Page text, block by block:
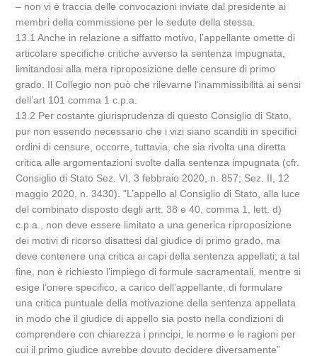
– non vi è traccia delle convocazioni inviate dal presidente ai
membri della commissione per le sedute della stessa.
13.1 Anche in relazione a siffatto motivo, l’appellante omette di
articolare specifiche critiche avverso la sentenza impugnata,
limitandosi alla mera riproposizione delle censure di primo
grado. Il Collegio non può che rilevarne l’inammissibilità ai sensi
dell’art 101 comma 1 c.p.a.
13.2 Per costante giurisprudenza di questo Consiglio di Stato,
pur non essendo necessario che i vizi siano scanditi in specifici
ordini di censure, occorre, tuttavia, che sia rivolta una diretta
critica alle argomentazioni svolte dalla sentenza impugnata (cfr.
Consiglio di Stato Sez. VI, 3 febbraio 2020, n. 857; Sez. II, 12
maggio 2020, n. 3430). “L’appello al Consiglio di Stato, alla luce
del combinato disposto degli artt. 38 e 40, comma 1, lett. d)
c.p.a., non deve essere limitato a una generica riproposizione
dei motivi di ricorso disattesi dal giudice di primo grado, ma
deve contenere una critica ai capi della sentenza appellati; a tal
fine, non è richiesto l’impiego di formule sacramentali, mentre si
esige l’onere specifico, a carico dell’appellante, di formulare
una critica puntuale della motivazione della sentenza appellata
in modo che il giudice di appello sia posto nella condizioni di
comprendere con chiarezza i principi, le norme e le ragioni per
cui il primo giudice avrebbe dovuto decidere diversamente”